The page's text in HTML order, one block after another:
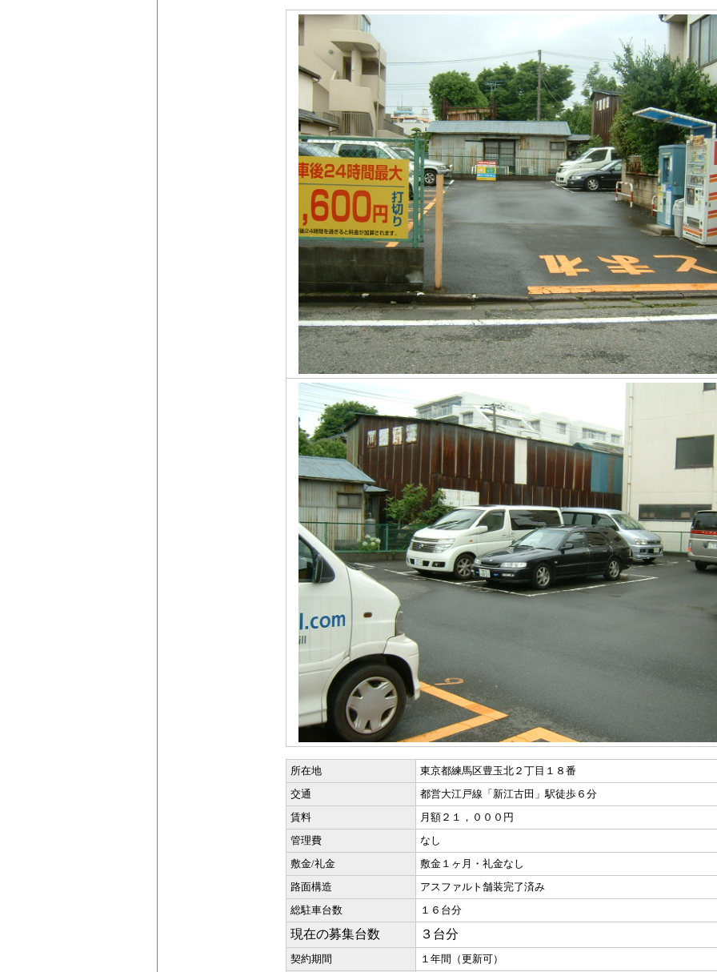
所在地
東京都練馬区豊玉北２丁目１８番
交通
都営大江戸線「新江古田」駅徒歩６分
賃料
月額２１，０００円
管理費
なし
敷金/礼金
敷金１ヶ月・礼金なし
路面構造
アスファルト舗装完了済み
総駐車台数
１６台分
現在の募集台数 ３台分
契約期間 １年間（更新可）